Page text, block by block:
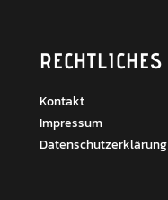
RECHTLICHES
Kontakt
Impressum
Datenschutzerklärung